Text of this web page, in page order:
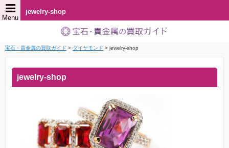
jewelry-shop
Menu
宝石・貴金属の買取ガイド > ダイヤモンド > jewelry-shop
jewelry-shop